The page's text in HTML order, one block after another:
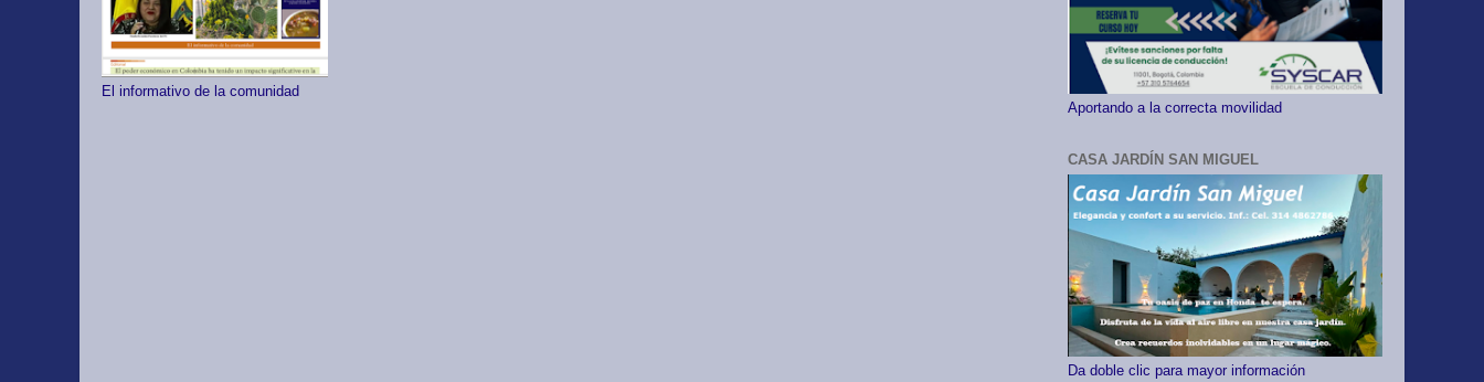
El informativo de la comunidad
Aportando a la correcta movilidad
CASA JARDÍN SAN MIGUEL
Da doble clic para mayor información